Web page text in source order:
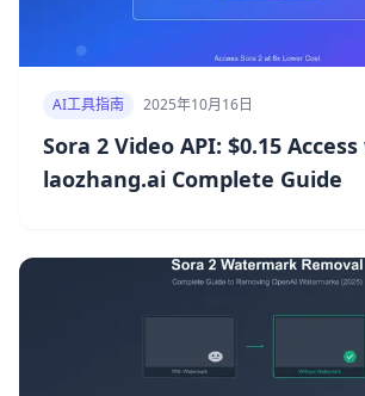
AI工具指南 2025年10月16日
Sora 2 Video API: $0.15
laozhang.ai Complete Guide